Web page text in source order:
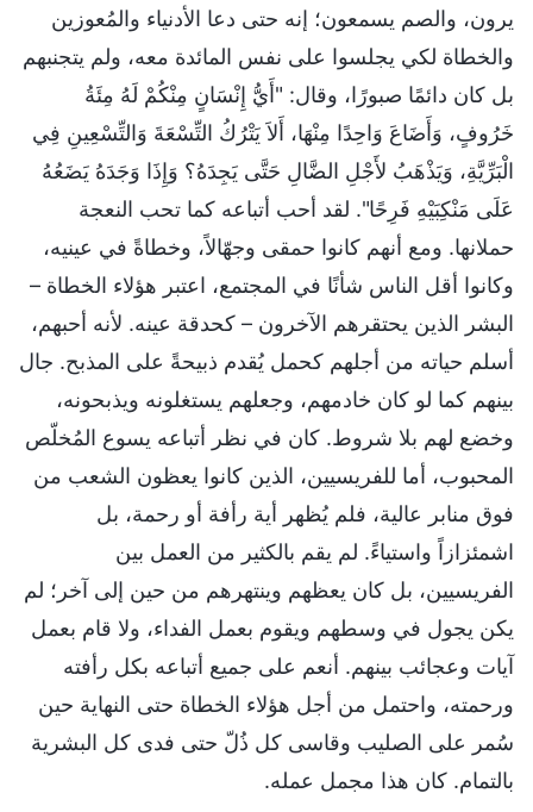
يرون، والصم يسمعون؛ إنه حتى دعا الأدنياء والمُعوزين
والخطاة لكي يجلسوا على نفس المائدة معه، ولم يتجنبهم
بل كان دائمًا صبورًا، وقال: "أَيُّ إِنْسَانٍ مِنْكُمْ لَهُ مِئَةُ
خَرُوفٍ، وَأَضَاعَ وَاحِدًا مِنْهَا، أَلاَ يَتْرُكُ التِّسْعَةَ وَالتِّسْعِينِ فِي
الْبَرِّيَّةِ، وَيَذْهَبُ لأَجْلِ الضَّالِ حَتَّى يَجِدَهُ؟ وَإِذَا وَجَدَهُ يَضَعُهُ
عَلَى مَنْكِبَيْهِ فَرِحًا". لقد أحب أتباعه كما تحب النعجة
حملانها. ومع أنهم كانوا حمقى وجهّالاً، وخطاةً في عينيه،
وكانوا أقل الناس شأنًا في المجتمع، اعتبر هؤلاء الخطاة –
البشر الذين يحتقرهم الآخرون – كحدقة عينه. لأنه أحبهم،
أسلم حياته من أجلهم كحمل يُقدم ذبيحةً على المذبح. جال
بينهم كما لو كان خادمهم، وجعلهم يستغلونه ويذبحونه،
وخضع لهم بلا شروط. كان في نظر أتباعه يسوع المُخلّص
المحبوب، أما للفريسيين، الذين كانوا يعظون الشعب من
فوق منابر عالية، فلم يُظهر أية رأفة أو رحمة، بل
اشمئزازاً واستياءً. لم يقم بالكثير من العمل بين
الفريسيين، بل كان يعظهم وينتهرهم من حين إلى آخر؛ لم
يكن يجول في وسطهم ويقوم بعمل الفداء، ولا قام بعمل
آيات وعجائب بينهم. أنعم على جميع أتباعه بكل رأفته
ورحمته، واحتمل من أجل هؤلاء الخطاة حتى النهاية حين
سُمر على الصليب وقاسى كل ذُلّ حتى فدى كل البشرية
بالتمام. كان هذا مجمل عمله.